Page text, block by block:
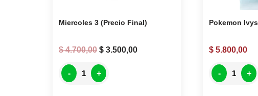
Miercoles 3 (Precio Final)
$4.700,00 $ 3.500,00
- +
Pokemon
$ 5.800,00
- +